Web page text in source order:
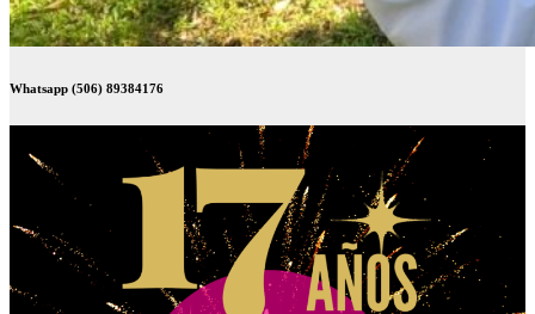
Whatsapp (506) 89384176